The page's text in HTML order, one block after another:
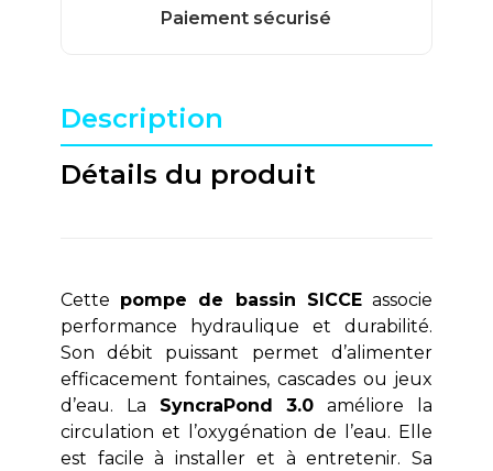
Description
Détails du produit
Cette pompe de bassin SICCEassocie
performance hydraulique et durabilité.
Son débit puissant permet d’alimenter
efficacement fontaines, cascades ou jeux
d’eau. La SyncraPond 3.0 améliore la
circulation et l’oxygénation de l’eau. Elle
est facile à installer et à entretenir. Sa